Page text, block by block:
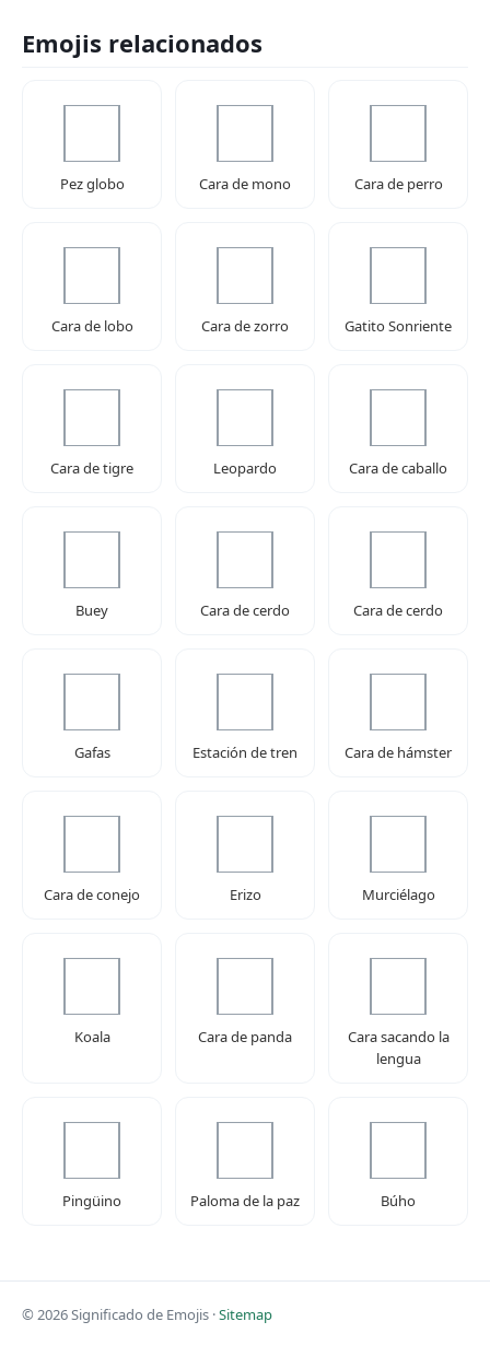
Emojis relacionados
Pez globo Cara de mono Cara de perro
Cara de lobo Cara de zorro Gatito Sonriente
Cara de tigre Leopardo Cara de caballo
Buey Cara de cerdo Cara de cerdo
Gafas Estación de tren Cara de hámster
Cara de conejo Erizo Murciélago
Koala Cara de panda
Cara sacando la
lengua
Pingüino Paloma de la paz Búho
© 2026 Significado de Emojis ·Sitemap